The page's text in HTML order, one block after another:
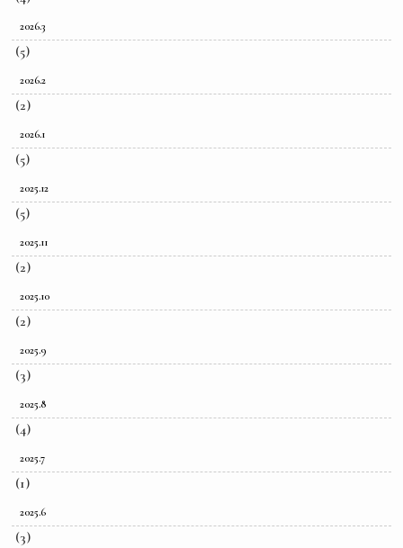
2026.3
(5)
2026.2
(2)
2026.1
(5)
2025.12
(5)
2025.11
(2)
2025.10
(2)
2025.9
(3)
2025.8
(4)
2025.7
(1)
2025.6
(3)